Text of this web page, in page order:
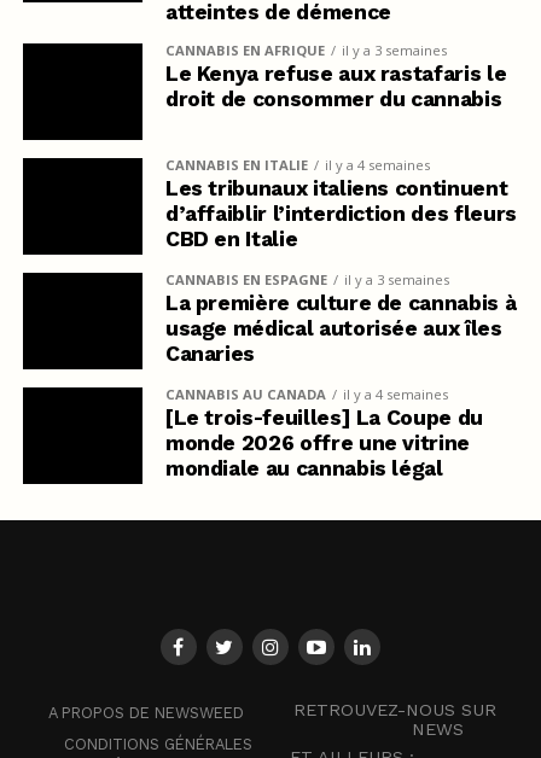
atteintes de démence
CANNABIS EN AFRIQUE il y a 3 semaines
Le Kenya refuse aux rastafaris le
droit de consommer du cannabis
CANNABIS EN ITALIE il y a 4 semaines
Les tribunaux italiens continuent
d’affaiblir l’interdiction des fleurs
CBD en Italie
CANNABIS EN ESPAGNE il y a 3 semaines
La première culture de cannabis à
usage médical autorisée aux îles
Canaries
CANNABIS AU CANADA il y a 4 semaines
[Le trois-feuilles] La Coupe du
monde 2026 offre une vitrine
mondiale au cannabis légal
A PROPOS DE NEWSWEED
CONDITIONS GÉNÉRALES
RETROUVEZ-NOUS SUR
NEWS